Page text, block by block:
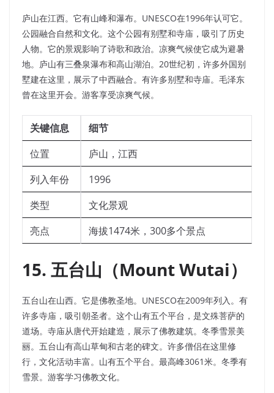
庐山在江西。它有山峰和瀑布。UNESCO在1996年认可它。
公园融合自然和文化。这个公园有别墅和寺庙，吸引了历史
人物。它的景观影响了诗歌和政治。凉爽气候使它成为避暑
地。庐山有三叠泉瀑布和高山湖泊。20世纪初，许多外国别
墅建在这里，展示了中西融合。有许多别墅和寺庙。毛泽东
曾在这里开会。游客享受凉爽气候。
关键信息
细节
位置
庐山，江西
列入年份
1996
类型
文化景观
亮点
海拔1474米，300多个景点
15. 五台山（Mount Wutai）
五台山在山西。它是佛教圣地。UNESCO在2009年列入。有
许多寺庙，吸引朝圣者。这个山有五个平台，是文殊菩萨的
道场。寺庙从唐代开始建造，展示了佛教建筑。冬季雪景美
丽。五台山有高山草甸和古老的碑文。许多僧侣在这里修
行，文化活动丰富。山有五个平台。最高峰3061米。冬季有
雪景。游客学习佛教文化。